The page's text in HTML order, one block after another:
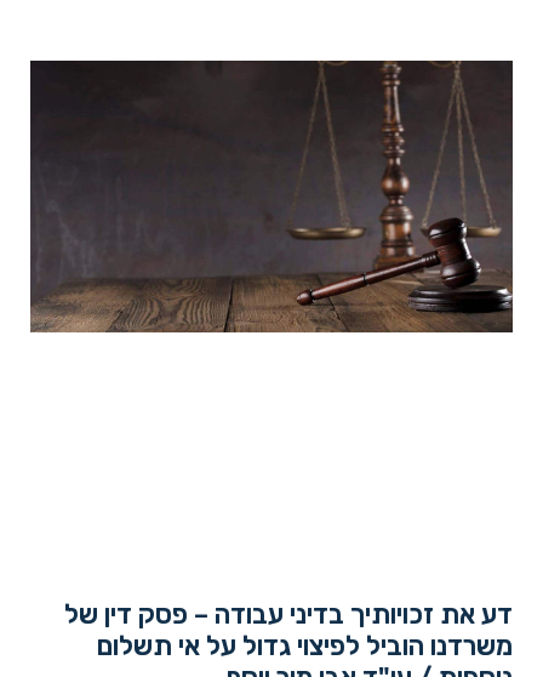
דע את זכויותיך בדיני עבודה – פסק דין של
משרדנו הוביל לפיצוי גדול על אי תשלום